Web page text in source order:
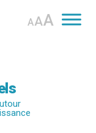
AAA